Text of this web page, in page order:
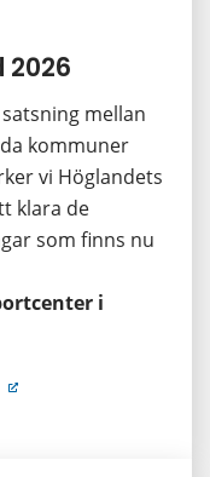
mellan
kommuner
vi Höglandets
klara de
som finns nu
i
till annan